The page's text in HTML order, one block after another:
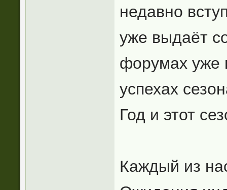
недавно
уже выдаёт
форумах уже
успехах
Год и этот
Каждый из